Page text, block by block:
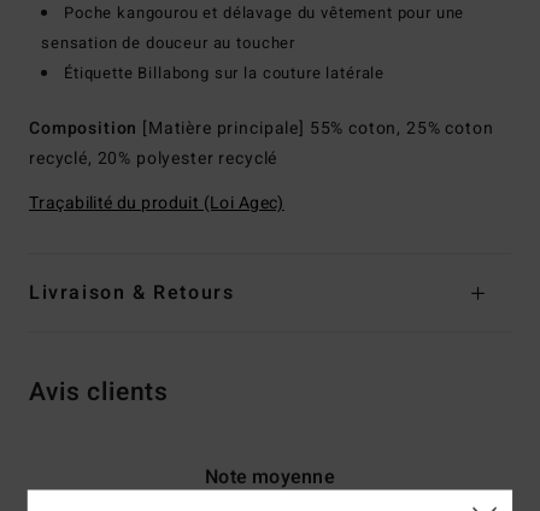
Poche kangourou et délavage du vêtement pour une
sensation de douceur au toucher
Étiquette Billabong sur la couture latérale
Composition [Matière principale] 55% coton, 25% coton
recyclé, 20% polyester recyclé
Traçabilité du produit (Loi Agec)
Livraison & Retours
Avis clients
Note moyenne